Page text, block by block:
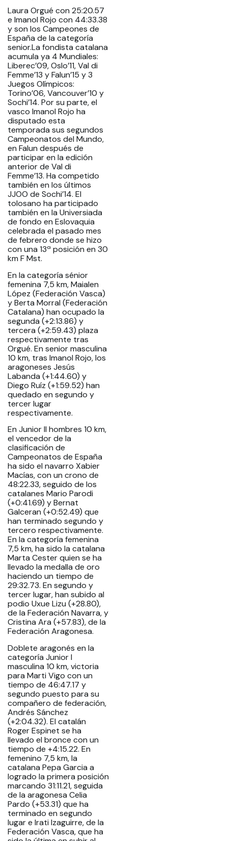
Laura Orgué con 25:20.57
e Imanol Rojo con 44:33.38
y son los Campeones de
España de la categoría
senior.La fondista catalana
acumula ya 4 Mundiales:
Liberec’09, Oslo’11, Val di
Femme’13 y Falun’15 y 3
Juegos Olímpicos:
Torino’06, Vancouver’10 y
Sochi’14. Por su parte, el
vasco Imanol Rojo ha
disputado esta
temporada sus segundos
Campeonatos del Mundo,
en Falun después de
participar en la edición
anterior de Val di
Femme’13. Ha competido
también en los últimos
JJOO de Sochi’14. El
tolosano ha participado
también en la Universiada
de fondo en Eslovaquia
celebrada el pasado mes
de febrero donde se hizo
con una 13ª posición en 30
km F Mst.
En la categoría sénior
femenina 7,5 km, Maialen
López (Federación Vasca)
y Berta Morral (Federación
Catalana) han ocupado la
segunda (+2:13.86) y
tercera (+2:59.43) plaza
respectivamente tras
Orgué. En senior masculina
10 km, tras Imanol Rojo, los
aragoneses Jesús
Labanda (+1:44.60) y
Diego Ruíz (+1:59.52) han
quedado en segundo y
tercer lugar
respectivamente.
En Junior II hombres 10 km,
el vencedor de la
clasificación de
Campeonatos de España
ha sido el navarro Xabier
Macías, con un crono de
48:22.33, seguido de los
catalanes Mario Parodi
(+0:41.69) y Bernat
Galceran (+0:52.49) que
han terminado segundo y
tercero respectivamente.
En la categoría femenina
7,5 km, ha sido la catalana
Marta Cester quien se ha
llevado la medalla de oro
haciendo un tiempo de
29:32.73. En segundo y
tercer lugar, han subido al
podio Uxue Lizu (+28.80),
de la Federación Navarra, y
Cristina Ara (+57.83), de la
Federación Aragonesa.
Doblete aragonés en la
categoría Junior I
masculina 10 km, victoria
para Marti Vigo con un
tiempo de 46:47.17 y
segundo puesto para su
compañero de federación,
Andrés Sánchez
(+2:04.32). El catalán
Roger Espinet se ha
llevado el bronce con un
tiempo de +4:15.22. En
femenino 7,5 km, la
catalana Pepa Garcia a
logrado la primera posición
marcando 31:11.21, seguida
de la aragonesa Celia
Pardo (+53.31) que ha
terminado en segundo
lugar e Irati Izaguirre, de la
Federación Vasca, que ha